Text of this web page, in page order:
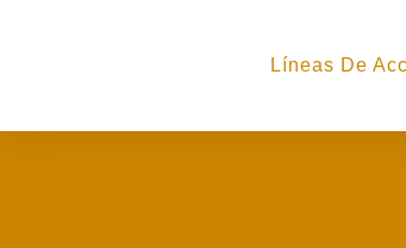
Líneas De